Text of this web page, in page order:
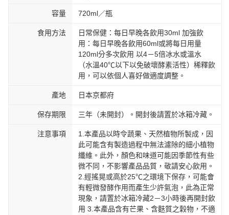
容量 720ml／瓶
食用方法
日常保健：每日早晚各飲用30ml 加強飲
用：每日早晚各飲用60ml或將每日用量
120ml分多次飲用 以4－5倍冰水或溫水
（水溫40℃以下以免破壞酵素活性）稀釋飲
用，可以依個人喜好做適度調整。
產地 日本京都府
保存期限 三年（未開封）。開封後請置於冰箱冷藏。
注意事項
1.本產品以時令蔬果、天然植物所製成，因
此可能含有製造過程中無法濾除的細小植物
纖維。此外，顏色和味道可能因季節性有些
微不同，不影響產品品質，敬請安心飲用。
2.經搖晃或高於25℃之環境下保存，可能會
有輕微發酵作用而產生少許氣泡，此為正常
現象，請置於冰箱冷藏2－3小時後再開封飲
用 3.本產品含有芒果、含麩質之穀物，不適